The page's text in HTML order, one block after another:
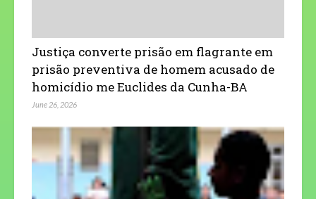
Justiça converte prisão em flagrante em
prisão preventiva de homem acusado de
homicídio me Euclides da Cunha-BA
June 26, 2026